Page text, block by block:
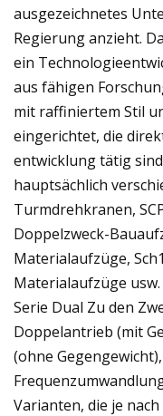
ausgezeichnetes
Regierung anzieht.
ein
aus fähigen
mit raffiniertem Stil
eingerichtet, die
entwicklung tätig
hauptsächlich
Turmdrehkranen,
Doppelzweck-
Materialaufzüge,
Materialaufzüge
Serie Dual Zu den
Doppelantrieb (mit
(ohne Gegengewicht),
Varianten, die je